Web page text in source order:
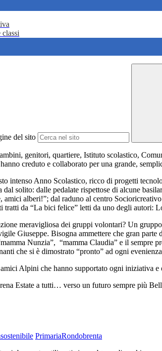
del sito
genitori, quartiere, Istituto scolastico,
creduto e collaborato per una grande,
intenso Anno Scolastico, ricco di progetti
dal solito: dalle pedalate rispettose di alcune
amici alberi!”; dal raduno al centro
tratti da “La bici felice” letti da uno degli autori:
meravigliosa dei gruppi volontari? Un
Giuseppe. Bisogna ammettere che gran
Nunzia”, “mamma Claudia” e il sempre
che si è dimostrato “pronto” ad ogni
Alpini che hanno supportato ogni iniziativa
Estate a tutti… verso un futuro sempre più
PrimariaRondobrenta